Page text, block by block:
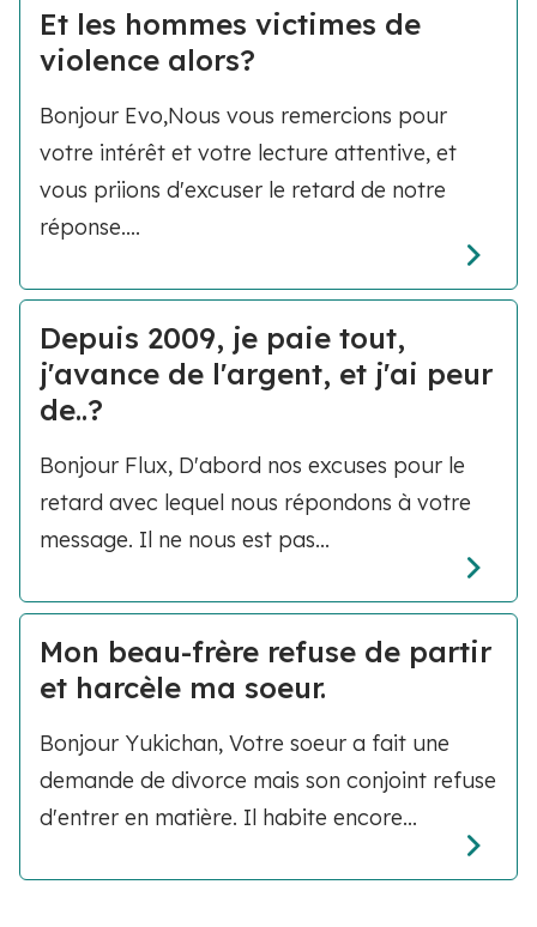
Et les hommes victimes de
violence alors?
Bonjour Evo,Nous vous remercions pour
votre intérêt et votre lecture attentive, et
vous priions d'excuser le retard de notre
réponse....
Depuis 2009, je paie tout,
j'avance de l'argent, et j'ai peur
de..?
Bonjour Flux, D'abord nos excuses pour le
retard avec lequel nous répondons à votre
message. Il ne nous est pas...
Mon beau-frère refuse de partir
et harcèle ma soeur.
Bonjour Yukichan, Votre soeur a fait une
demande de divorce mais son conjoint refuse
d'entrer en matière. Il habite encore...